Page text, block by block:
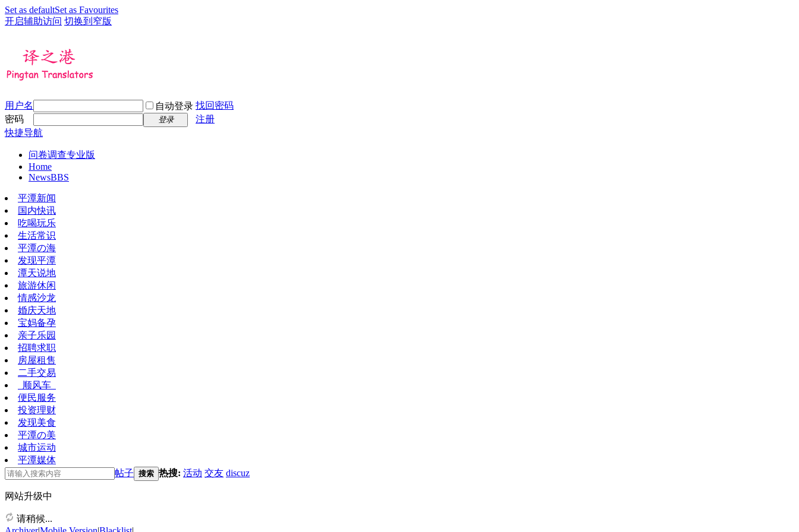
Set as defaultSet as Favourites
开启辅助访问 切换到窄版
用户名 自动登录 找回密码
密码
登录
注册
快捷导航
问卷调查专业版
Home
NewsBBS
平潭新闻
国内快讯
吃喝玩乐
生活常识
平潭の海
发现平潭
潭天说地
旅游休闲
情感沙龙
婚庆天地
宝妈备孕
亲子乐园
招聘求职
房屋租售
二手交易
顺风车
便民服务
投资理财
发现美食
平潭の美
城市运动
平潭媒体
帖子 搜索 热搜: 活动 交友 discuz
网站升级中
请稍候...